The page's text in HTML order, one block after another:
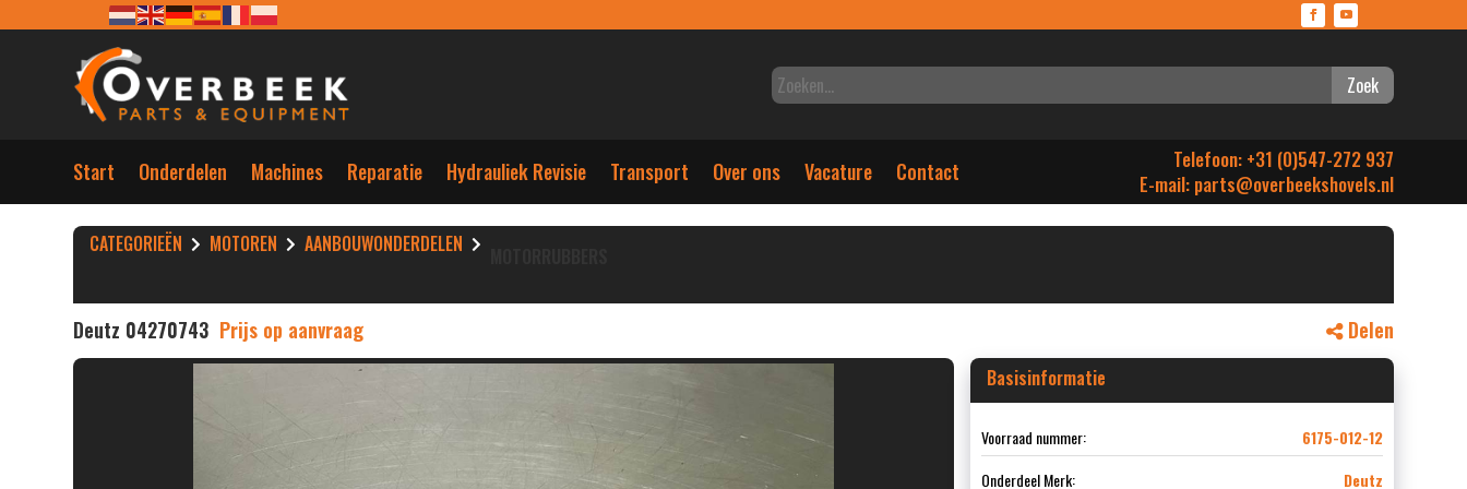
Zoek
Start Onderdelen Machines Reparatie Hydrauliek Revisie Transport Over ons Vacature Contact
Telefoon: +31 (0)547-272 937
E-mail: parts@overbeekshovels.nl
CATEGORIEËN MOTOREN AANBOUWONDERDELEN
Deutz 04270743 Prijs op aanvraag Delen
Basisinformatie
Voorraad nummer:
6175-012-12
Onderdeel Merk:
Deutz